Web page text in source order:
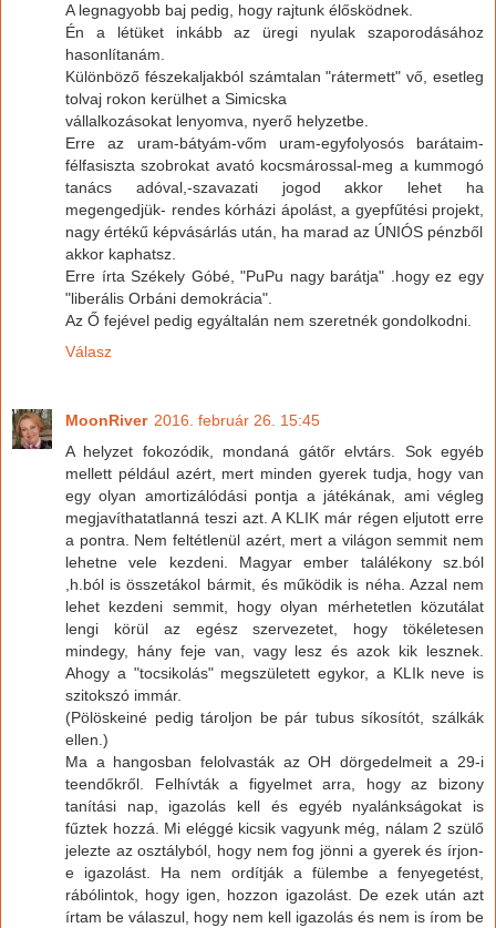
A legnagyobb baj pedig, hogy rajtunk élősködnek.
Én a létüket inkább az üregi nyulak szaporodásához
hasonlítanám.
Különböző fészekaljakból számtalan "rátermett" vő, esetleg
tolvaj rokon kerülhet a Simicska
vállalkozásokat lenyomva, nyerő helyzetbe.
Erre az uram-bátyám-vőm uram-egyfolyosós barátaim-
félfasiszta szobrokat avató kocsmárossal-meg a kummogó
tanács adóval,-szavazati jogod akkor lehet ha
megengedjük- rendes kórházi ápolást, a gyepfűtési projekt,
nagy értékű képvásárlás után, ha marad az ÚNIÓS pénzből
akkor kaphatsz.
Erre írta Székely Góbé, "PuPu nagy barátja" .hogy ez egy
"liberális Orbáni demokrácia".
Az Ő fejével pedig egyáltalán nem szeretnék gondolkodni.
Válasz
MoonRiver 2016. február 26. 15:45
A helyzet fokozódik, mondaná gátőr elvtárs. Sok egyéb
mellett például azért, mert minden gyerek tudja, hogy van
egy olyan amortizálódási pontja a játékának, ami végleg
megjavíthatatlanná teszi azt. A KLIK már régen eljutott erre
a pontra. Nem feltétlenül azért, mert a világon semmit nem
lehetne vele kezdeni. Magyar ember találékony sz.ból
,h.ból is összetákol bármit, és működik is néha. Azzal nem
lehet kezdeni semmit, hogy olyan mérhetetlen közutálat
lengi körül az egész szervezetet, hogy tökéletesen
mindegy, hány feje van, vagy lesz és azok kik lesznek.
Ahogy a "tocsikolás" megszületett egykor, a KLIk neve is
szitokszó immár.
(Pölöskeiné pedig tároljon be pár tubus síkosítót, szálkák
ellen.)
Ma a hangosban felolvasták az OH dörgedelmeit a 29-i
teendőkről. Felhívták a figyelmet arra, hogy az bizony
tanítási nap, igazolás kell és egyéb nyalánkságokat is
fűztek hozzá. Mi eléggé kicsik vagyunk még, nálam 2 szülő
jelezte az osztályból, hogy nem fog jönni a gyerek és írjon-
e igazolást. Ha nem ordítják a fülembe a fenyegetést,
rábólintok, hogy igen, hozzon igazolást. De ezek után azt
írtam be válaszul, hogy nem kell igazolás és nem is írom be